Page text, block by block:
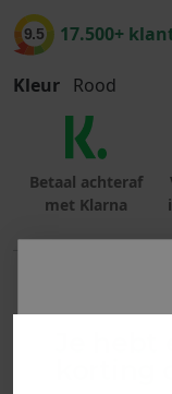
9.5 17.500+
Kleur Rood
Betaal achteraf
met Klarna
korting